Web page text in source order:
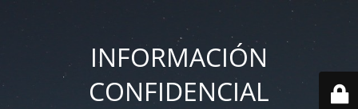
INFORMACIÓN
CONFIDENCIAL